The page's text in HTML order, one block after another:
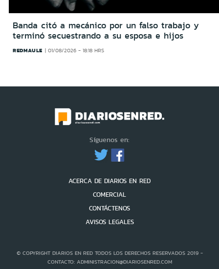
Banda citó a mecánico por un falso trabajo y
terminó secuestrando a su esposa e hijos
REDMAULE 01/08/2026 - 18:18 HRS
Síguenos en:
ACERCA DE DIARIOS EN RED
COMERCIAL
CONTÁCTENOS
AVISOS LEGALES
© COPYRIGHT DIARIOS EN RED TODOS LOS DERECHOS RESERVADOS 2019 -
CONTACTO: ADMINISTRACION@DIARIOSENRED.COM